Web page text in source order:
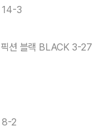
14-3
픽션 블랙 BLACK 3-27
8-2